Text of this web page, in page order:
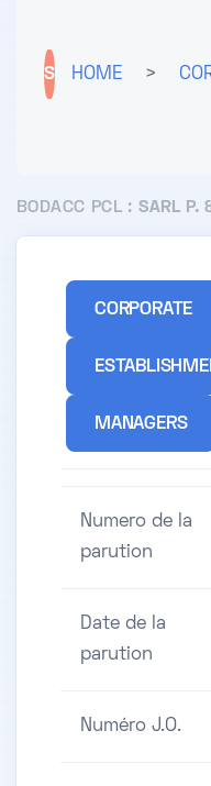
S HOME >
BODACC PCL :SARL P.
CORPORATE
MANAGERS
Numero de la
parution
Date de la
parution
Numéro J.O.